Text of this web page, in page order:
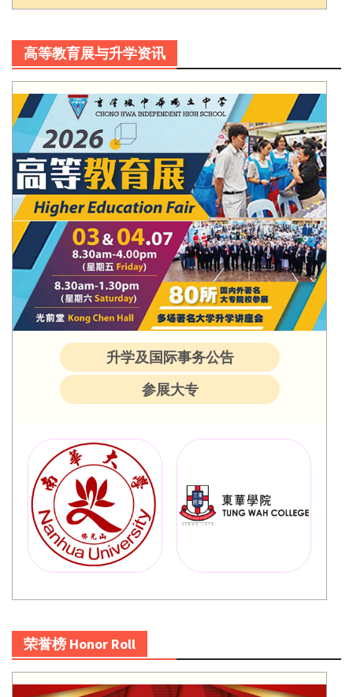
高等教育展与升学资讯
升学及国际事务公告
参展大专
荣誉榜 Honor Roll